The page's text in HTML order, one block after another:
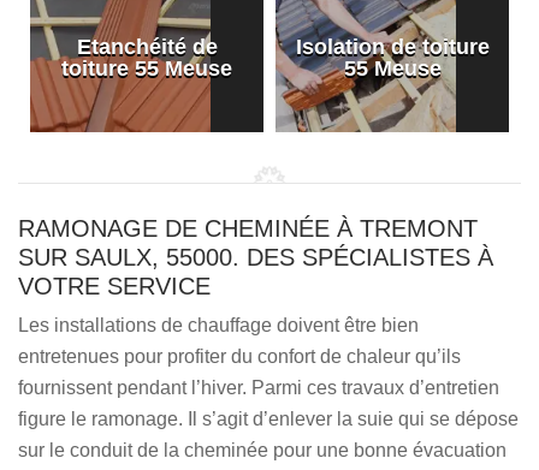
Etanchéité de
toiture 55 Meuse
Isolation de toiture
55 Meuse
RAMONAGE DE CHEMINÉE À TREMONT
SUR SAULX, 55000. DES SPÉCIALISTES À
VOTRE SERVICE
Les installations de chauffage doivent être bien
entretenues pour profiter du confort de chaleur qu’ils
fournissent pendant l’hiver. Parmi ces travaux d’entretien
figure le ramonage. Il s’agit d’enlever la suie qui se dépose
sur le conduit de la cheminée pour une bonne évacuation